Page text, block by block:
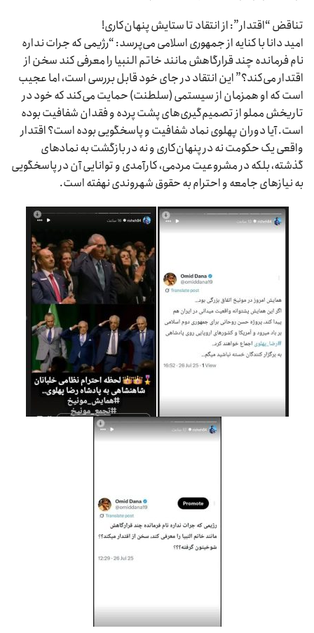
تناقض “اقتدار”: از انتقاد تا ستایش پنهان‌کاری!
امید دانا با کنایه از جمهوری اسلامی می‌پرسد: “رژیمی که جرات نداره
نام فرمانده چند قرارگاهش مانند خاتم النبیا را معرفی کند سخن از
اقتدار می‌کند؟” این انتقاد در جای خود قابل بررسی است، اما عجیب
است که او همزمان از سیستمی (سلطنت) حمایت می‌کند که خود در
تاریخش مملو از تصمیم‌گیری‌های پشت پرده و فقدان شفافیت بوده
است. آیا دوران پهلوی نماد شفافیت و پاسخگویی بوده است؟ اقتدار
واقعی یک حکومت نه در پنهان‌کاری و نه در بازگشت به نمادهای
گذشته، بلکه در مشروعیت مردمی، کارآمدی و توانایی آن در پاسخگویی
به نیازهای جامعه و احترام به حقوق شهروندی نهفته است.